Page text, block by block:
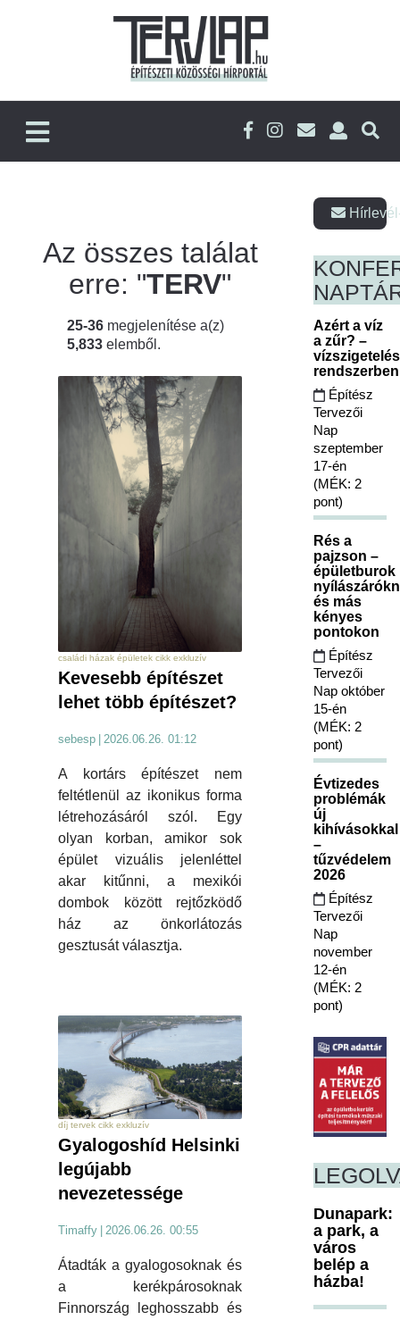
Az összes találat
erre: "TERV"
25-36 megjelenítése a(z)
5,833 elemből.
családi házak épületek cikk exkluzív
Kevesebb építészet
lehet több építészet?
sebesp 2026.06.26. 01:12
A kortárs építészet nem
feltétlenül az ikonikus forma
létrehozásáról szól. Egy
olyan korban, amikor sok
épület vizuális jelenléttel
akar kitűnni, a mexikói
dombok között rejtőzködő
ház az önkorlátozás
gesztusát választja.
díj tervek cikk exkluzív
Gyalogoshíd Helsinki
legújabb
nevezetessége
Timaffy | 2026.06.26. 00:55
Átadták a gyalogosoknak és
a kerékpárosoknak
Finnország leghosszabb és
Azért a víz
a zűr? –
Építész
Tervezői
Nap
szeptember
17-én
(MÉK: 2
pont)
Rés a
pajzson –
épületburok
és más
kényes
pontokon
Építész
Tervezői
Nap október
15-én
(MÉK: 2
pont)
Évtizedes
problémák
új
kihívásokkal
–
tűzvédelem
2026
Építész
Tervezői
Nap
november
12-én
(MÉK: 2
pont)
Dunapark:
a park, a
város
belép a
házba!